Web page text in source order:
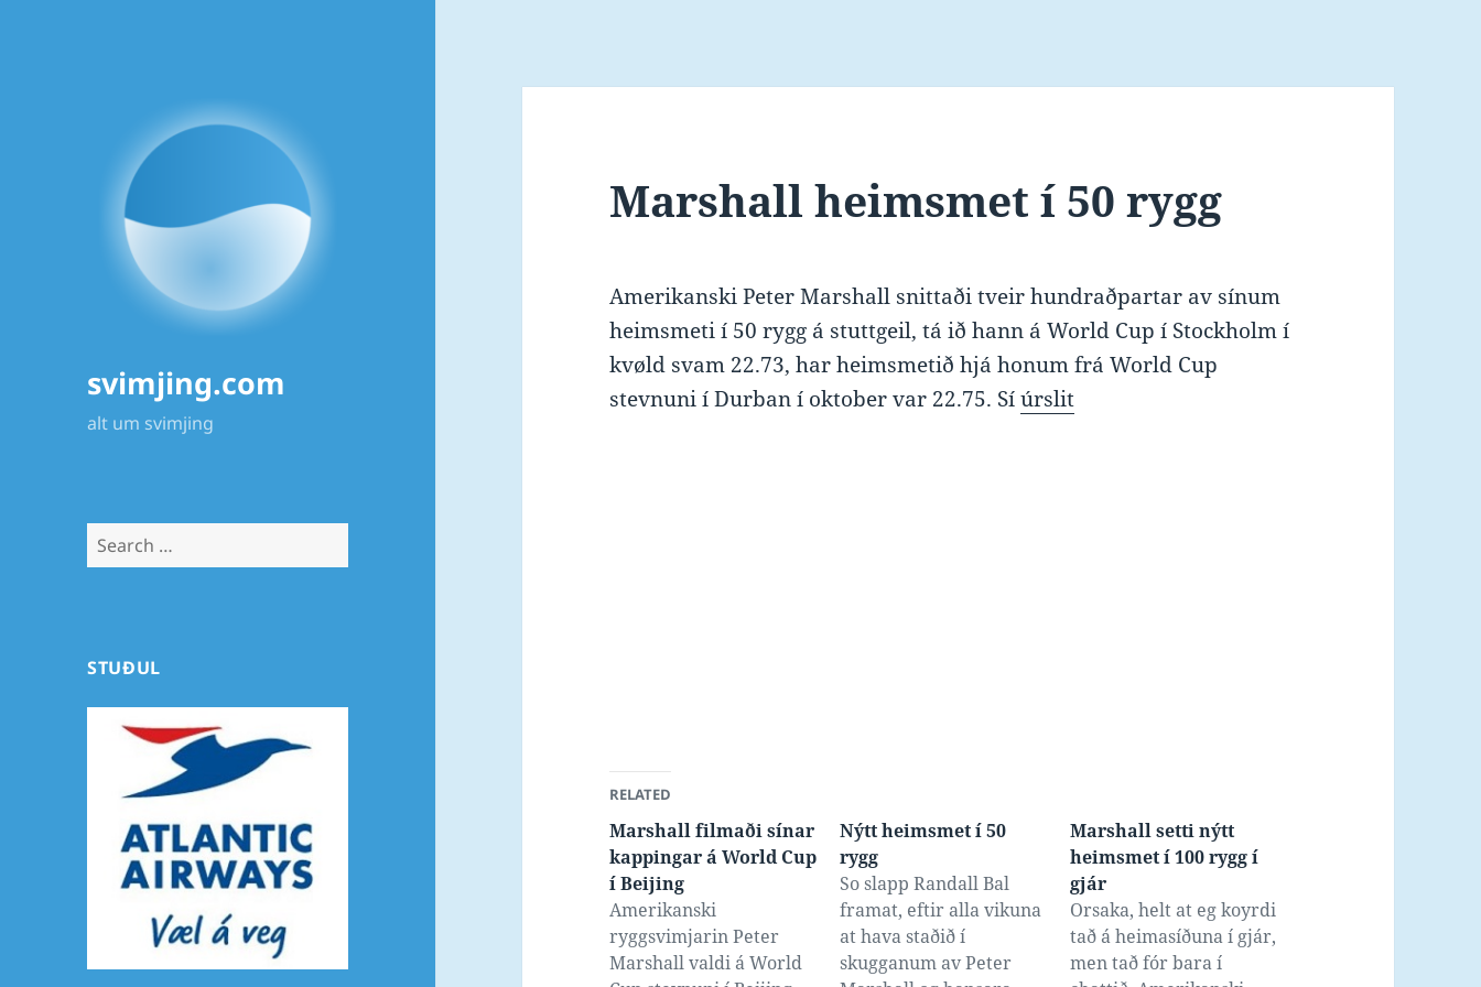
svimjing.com
alt um svimjing
Search
for:
STUÐUL
Marshall heimsmet í 50 rygg
Amerikanski Peter Marshall snittaði tveir hundraðpartar av sínum
heimsmeti í 50 rygg á stuttgeil, tá ið hann á World Cup í Stockholm í
kvøld svam 22.73, har heimsmetið hjá honum frá World Cup
stevnuni í Durban í oktober var 22.75. Síúrslit
RELATED
Marshall filmaði sínar
kappingar á World Cup
í Beijing
Amerikanski
ryggsvimjarin Peter
Marshall valdi á World
Nýtt heimsmet í 50
rygg
So slapp Randall Bal
framat, eftir alla vikuna
at hava staðið í
skugganum av Peter
Marshall setti nýtt
heimsmet í 100 rygg í
gjár
Orsaka, helt at eg koyrdi
tað á heimasíðuna í gjár,
men tað fór bara í